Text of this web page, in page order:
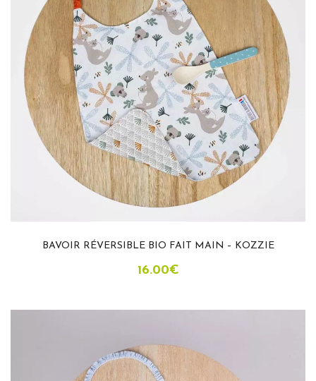
BAVOIR RÉVERSIBLE BIO FAIT MAIN – KOZZIE
16.00€